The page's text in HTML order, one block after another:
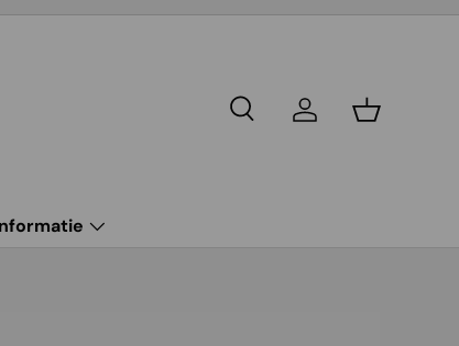
RechercheSe connecter
Panier